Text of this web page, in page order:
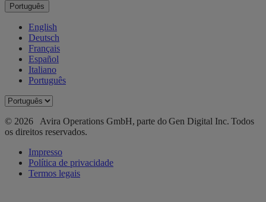
Português
English
Deutsch
Français
Español
Italiano
Português
© 2026 Avira Operations GmbH, parte do Gen Digital Inc. Todos
os direitos reservados.
Impresso
Política de privacidade
Termos legais